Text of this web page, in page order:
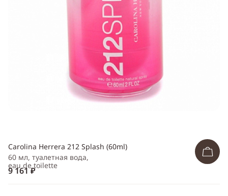
Одноклассники
Carolina Herrera 212 Splash (60ml)
60 мл, туалетная вода,
eau de toilette
9 161 ₽